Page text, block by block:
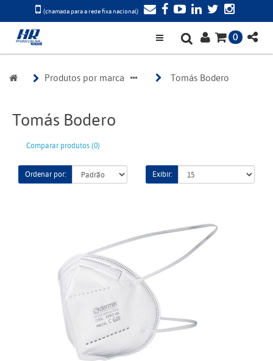
(chamada para a rede fixa nacional)
0
Produtos por marca Tomás Bodero
Tomás Bodero
Comparar produtos (0)
Ordenar por: Exibir: